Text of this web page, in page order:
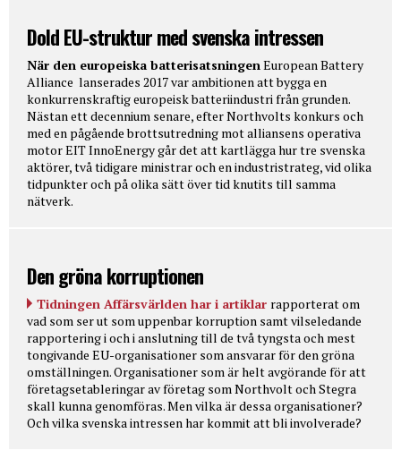
Dold EU-struktur med svenska intressen
När den europeiska batterisatsningen European Battery
Alliance lanserades 2017 var ambitionen att bygga en
konkurrenskraftig europeisk batteriindustri från grunden.
Nästan ett decennium senare, efter Northvolts konkurs och
med en pågående brottsutredning mot alliansens operativa
motor EIT InnoEnergy går det att kartlägga hur tre svenska
aktörer, två tidigare ministrar och en industristrateg, vid olika
tidpunkter och på olika sätt över tid knutits till samma
nätverk.
Den gröna korruptionen
Tidningen Affärsvärlden har i artiklar rapporterat om
vad som ser ut som uppenbar korruption samt vilseledande
rapportering i och i anslutning till de två tyngsta och mest
tongivande EU-organisationer som ansvarar för den gröna
omställningen. Organisationer som är helt avgörande för att
företagsetableringar av företag som Northvolt och Stegra
skall kunna genomföras. Men vilka är dessa organisationer?
Och vilka svenska intressen har kommit att bli involverade?